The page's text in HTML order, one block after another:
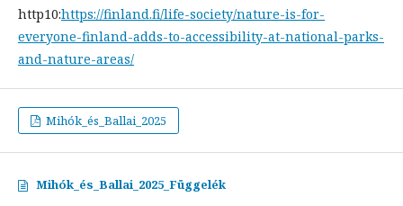
http10:https://finland.fi/life-society/nature-is-for-
everyone-finland-adds-to-accessibility-at-national-parks-
and-nature-areas/
Mihók_és_Ballai_2025
Mihók_és_Ballai_2025_Függelék